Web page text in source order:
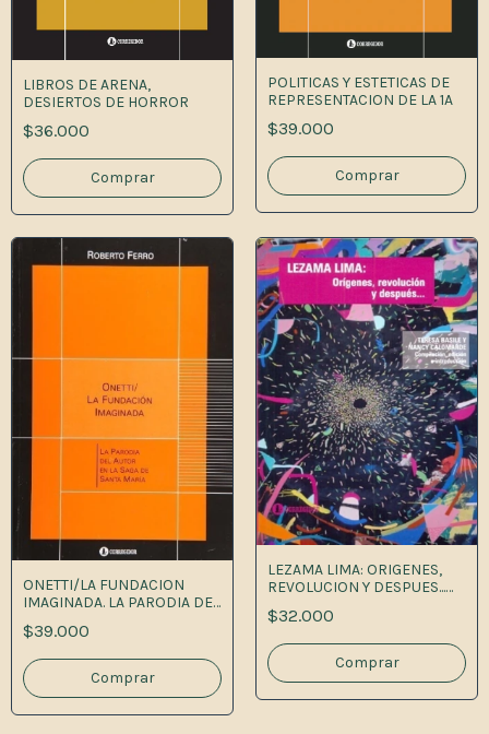
LIBROS DE ARENA,
DESIERTOS DE HORROR
$36.000
POLITICAS Y ESTETICAS DE
REPRESENTACION DE LA 1A
$39.000
ONETTI/LA FUNDACION
IMAGINADA. LA PARODIA DEL
AUTO 1
$39.000
LEZAMA LIMA: ORIGENES,
REVOLUCION Y DESPUES...
1A.ED
$32.000